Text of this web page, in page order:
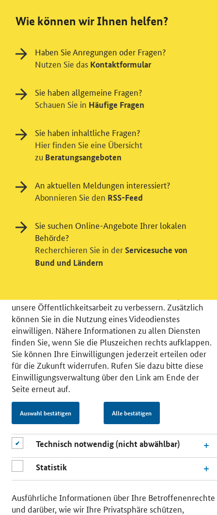
© 2026 Bundesministerium für Wirtschaft und Energie
RSS
Benutzerhinweise
Inhaltsverzeichnis
Impressum
Barrierefreiheit
Datenschutz
Einwilligungsverwaltung
Einwilligung in Tracking und / oder
Videodienst
Wir bitten Sie an dieser Stelle um Ihre Einwilligung für
unsere Öffentlichkeitsarbeit zu verbessern. Zusätzlich
können Sie in die Nutzung eines Videodienstes
einwilligen. Nähere Informationen zu allen Diensten
finden Sie, wenn Sie die Pluszeichen rechts aufklappen.
Sie können Ihre Einwilligungen jederzeit erteilen oder
für die Zukunft widerrufen. Rufen Sie dazu bitte diese
Einwilligungsverwaltung über den Link am Ende der
Seite erneut auf.
Auswahl bestätigen Alle bestätigen
Technisch notwendig (nicht abwählbar)
Statistik
Ausführliche Informationen über Ihre Betroffenenrechte
und darüber, wie wir Ihre Privatsphäre schützen,
Wie können wir Ihnen helfen?
Haben Sie Anregungen oder Fragen?
Nutzen Sie das Kontaktformular
Sie haben allgemeine Fragen?
Schauen Sie in Häufige Fragen
Sie haben inhaltliche Fragen?
Hier finden Sie eine Übersicht
zu Beratungsangeboten
An aktuellen Meldungen interessiert?
Abonnieren Sie den RSS-Feed
Sie suchen Online-Angebote Ihrer lokalen
Behörde?
Recherchieren Sie in der Servicesuche von
Bund und Ländern